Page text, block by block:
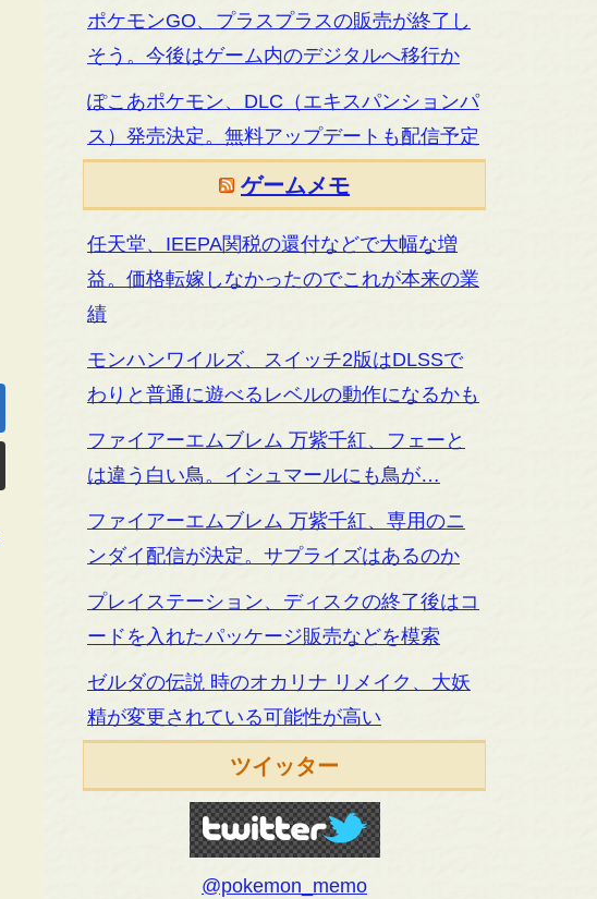
ポケモンGO、プラスプラスの販売が終了し
そう。今後はゲーム内のデジタルへ移行か
ぽこあポケモン、DLC（エキスパンションパ
ス）発売決定。無料アップデートも配信予定
ゲームメモ
任天堂、IEEPA関税の還付などで大幅な増
益。価格転嫁しなかったのでこれが本来の業
績
モンハンワイルズ、スイッチ2版はDLSSで
わりと普通に遊べるレベルの動作になるかも
ファイアーエムブレム 万紫千紅、フェーと
は違う白い鳥。イシュマールにも鳥が…
ファイアーエムブレム 万紫千紅、専用のニ
ンダイ配信が決定。サプライズはあるのか
プレイステーション、ディスクの終了後はコ
ードを入れたパッケージ販売などを模索
ゼルダの伝説 時のオカリナ リメイク、大妖
精が変更されている可能性が高い
ツイッター
@pokemon_memo